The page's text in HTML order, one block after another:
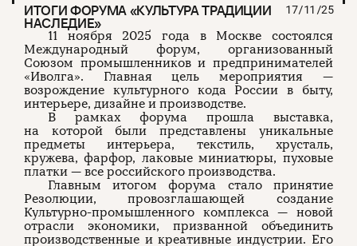
ИТОГИ ФОРУМА «КУЛЬТУРА ТРАДИЦИИ
НАСЛЕДИЕ»
17/11/25
11 ноября 2025 года в Москве состоялся
Международный форум, организованный
Союзом промышленников и предпринимателей
«Иволга». Главная цель мероприятия —
возрождение культурного кода России в быту,
интерьере, дизайне и производстве.
В рамках форума прошла выставка,
на которой были представлены уникальные
предметы интерьера, текстиль, хрусталь,
кружева, фарфор, лаковые миниатюры, пуховые
платки — все российского производства.
Главным итогом форума стало принятие
Резолюции, провозглашающей создание
Культурно-промышленного комплекса — новой
отрасли экономики, призванной объединить
производственные и креативные индустрии. Его